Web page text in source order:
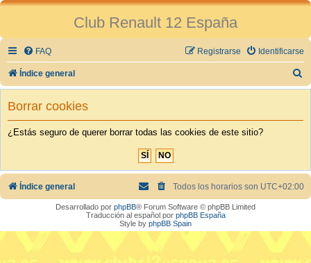
Club Renault 12 España
FAQ Identificarse
Registrarse
Índice general
u
Borrar cookies
¿Estás seguro de querer borrar todas las cookies de este sitio?
Índice general Todos los horarios son UTC+02:00
Desarrollado por phpBB® Forum Software © phpBB Limited
Traducción al español por phpBB España
Style by phpBB Spain